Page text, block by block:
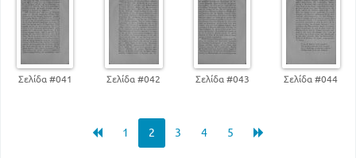
Σελίδα #041 Σελίδα #042 Σελίδα #043 Σελίδα #044
1 2 3 4 5